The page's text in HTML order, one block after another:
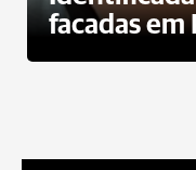
facadas em